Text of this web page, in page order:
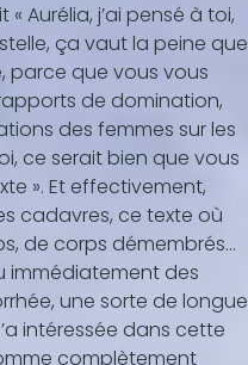
Aurélia, j’ai pensé à toi,
ça vaut la peine que
parce que vous vous
de domination,
des femmes sur les
ce serait bien que vous
». Et effectivement,
cadavres, ce texte où
de corps démembrés…
immédiatement des
une sorte de longue
intéressée dans cette
complètement